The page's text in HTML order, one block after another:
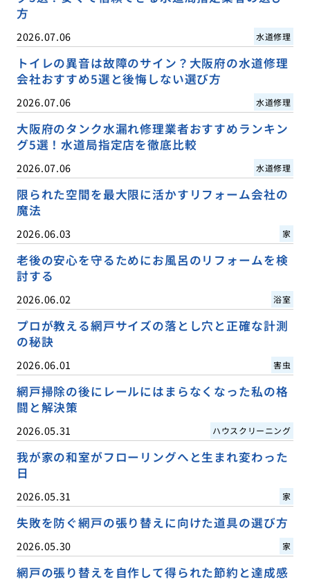
方
2026.07.06 水道修理
トイレの異音は故障のサイン？大阪府の水道修理
会社おすすめ5選と後悔しない選び方
2026.07.06 水道修理
大阪府のタンク水漏れ修理業者おすすめランキン
グ5選！水道局指定店を徹底比較
2026.07.06 水道修理
限られた空間を最大限に活かすリフォーム会社の
魔法
2026.06.03 家
老後の安心を守るためにお風呂のリフォームを検
討する
2026.06.02 浴室
プロが教える網戸サイズの落とし穴と正確な計測
の秘訣
2026.06.01 害虫
網戸掃除の後にレールにはまらなくなった私の格
闘と解決策
2026.05.31 ハウスクリーニング
我が家の和室がフローリングへと生まれ変わった
日
2026.05.31 家
失敗を防ぐ網戸の張り替えに向けた道具の選び方
2026.05.30 家
網戸の張り替えを自作して得られた節約と達成感